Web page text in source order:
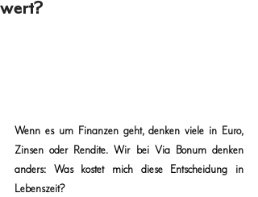
wert?
Wenn es um Finanzen geht, denken viele in Euro,
Zinsen oder Rendite. Wir bei Via Bonum denken
anders: Was kostet mich diese Entscheidung in
Lebenszeit?